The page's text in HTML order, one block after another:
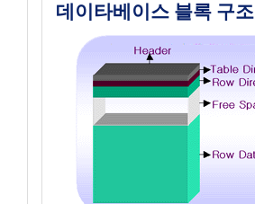
데이타베이스 블록 구조